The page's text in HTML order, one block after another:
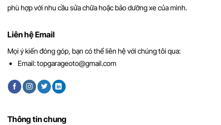
phù hợp với nhu cầu sửa chữa hoặc bảo dưỡng xe của mình.
Thông tin chung
Liên hệ Email
Mọi ý kiến đóng góp, bạn có thể liên hệ với chúng tôi qua:
Email:topgarageoto@gmail.com